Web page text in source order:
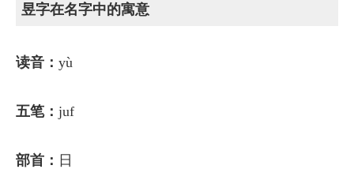
昱字在名字中的寓意
读音： yù
五笔： juf
部首： 日